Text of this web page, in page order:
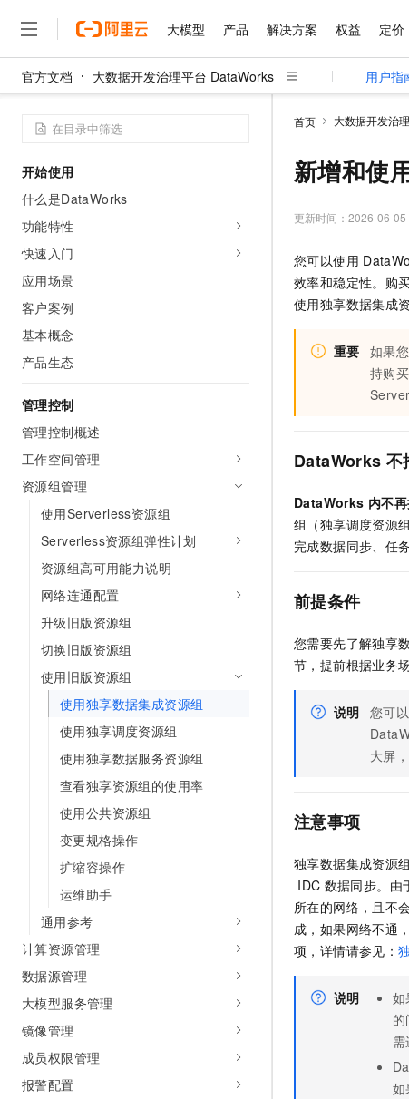
大模型 产品 解决方案 权益 定价
官方文档 大数据开发治理平台 DataWorks 用户指
开始使用
什么是DataWorks
功能特性
快速入门
应用场景
客户案例
基本概念
产品生态
管理控制
管理控制概述
工作空间管理
资源组管理
使用Serverless资源组
Serverless资源组弹性计划
资源组高可用能力说明
网络连通配置
升级旧版资源组
切换旧版资源组
使用旧版资源组
使用独享数据集成资源组
使用独享调度资源组
使用独享数据服务资源组
查看独享资源组的使用率
使用公共资源组
变更规格操作
扩缩容操作
运维助手
通用参考
计算资源管理
数据源管理
大模型服务管理
镜像管理
成员权限管理
报警配置
首页 大数据开发治
新增和使
更新时间： 2026-06-05
您可以使用
效率和稳定性。购
使用独享数据集成
重要 如果
持购
DataWorks 不
DataWorks 内不
组（独享调度资源
完成数据同步、任
前提条件
您需要先了解独享
节，提前根据业务
说明 您可
大屏
注意事项
独享数据集成资源
IDC 数据同步。由
所在的网络，且不
成，如果网络不通
项，详情请参见：
说明
如
需
如
大模型
千问AI平台
Qwen3.8-Max HOT
智能体时代全能旗舰模型
能看、能想、能动手的多
Qwen3-VL-Plus
千问AI平台-Token Plan
在线体验全尺寸、多种模态
Happy 系列大模型
大模型解决方案
快速部署 Dify，高效搭
10 分钟在聊天系统中增
产品
精选产品
计算
容器
存储
安全
中间件
大数据计算
媒体服务
域名与网站
终端用户计算
Serverless
开发工具
迁移与运维管理
专有云
精选产品
大模型服务与应用平台
多元化、高性能、安全可靠
无影云电脑
随时随地安全接入的云上
云解析DNS
云原生大数据计算服务
面向分析的企业级SaaS模
解决方案
精选解决方案
互联网应用开发
大数据
网络
可观测
上云与迁云
企业出海
政企业务
精选解决方案
企业级Agent产品，直接交
HappyHorse 打造一站式
快速拥有专属 OpenClaw
权益 普惠上云
云服务器38元/年起，超值
推荐新用户得奖励，单订单
云工开物
高校专属算力普惠，学生
免费试用
解决方案免费试用 新老同
最高领取价值200元试用点
AI 产品 免费试用
产品新客免费试用，最长
大模型ACA认证体验
助力企业全员 AI 认知与能
定价 产品定价
了解云产品的定价详情
云上成本管理
管理和优化成本
云市场 精选商城
多端小程序
观测云
Tuya 物联网平台阿里云版
AI空中课堂在线直播课
生态解决方案
行业生态解决方案
开发者生态解决方案
伙伴 成为销售伙伴
咨询伙伴
销售伙伴合作计划
无影生态合作计划
Salesforce On Alibaba
Consulting Partner 合作
AI 大模型销售与服务生
服务 售前咨询
售后服务
自助服务
在线服务
工单服务
短信专区
了解阿里云 为什么选择阿里云
技术领先
分析师报告
研究报告与白皮书
天池大赛
入门学习赛